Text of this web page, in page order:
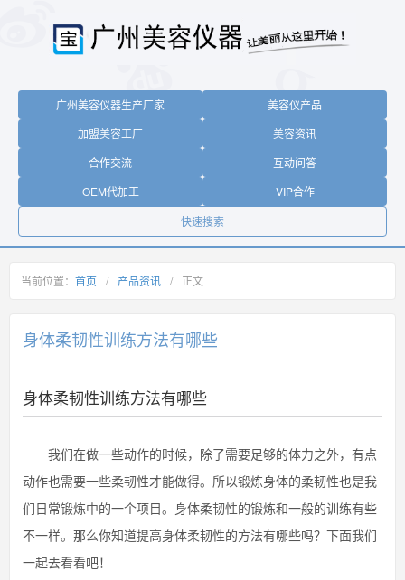
广州美容仪器生产厂家
美容仪产品
加盟美容工厂
美容资讯
合作交流
互动问答
OEM代加工
VIP合作
快速搜索
当前位置： 首页 / 产品资讯 / 正文
身体柔韧性训练方法有哪些
身体柔韧性训练方法有哪些
我们在做一些动作的时候，除了需要足够的体力之外，有点
动作也需要一些柔韧性才能做得。所以锻炼身体的柔韧性也是我
们日常锻炼中的一个项目。身体柔韧性的锻炼和一般的训练有些
不一样。那么你知道提高身体柔韧性的方法有哪些吗？下面我们
一起去看看吧！